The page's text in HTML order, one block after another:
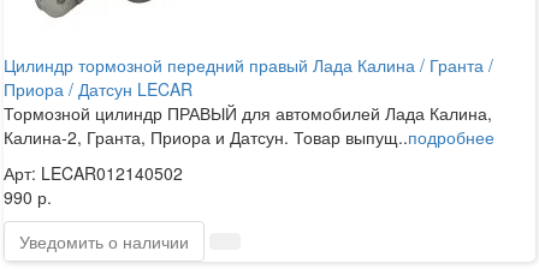
Цилиндр тормозной передний правый Лада Калина / Гранта /
Приора / Датсун LECAR
Тормозной цилиндр ПРАВЫЙ для автомобилей Лада Калина,
Калина-2, Гранта, Приора и Датсун. Товар выпущ..подробнее
Арт: LECAR012140502
990 р.
Уведомить о наличии